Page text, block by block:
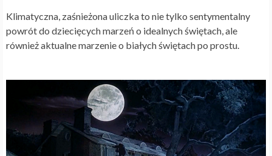
Klimatyczna, zaśnieżona uliczka to nie tylko sentymentalny
powrót do dziecięcych marzeń o idealnych świętach, ale
również aktualne marzenie o białych świętach po prostu.